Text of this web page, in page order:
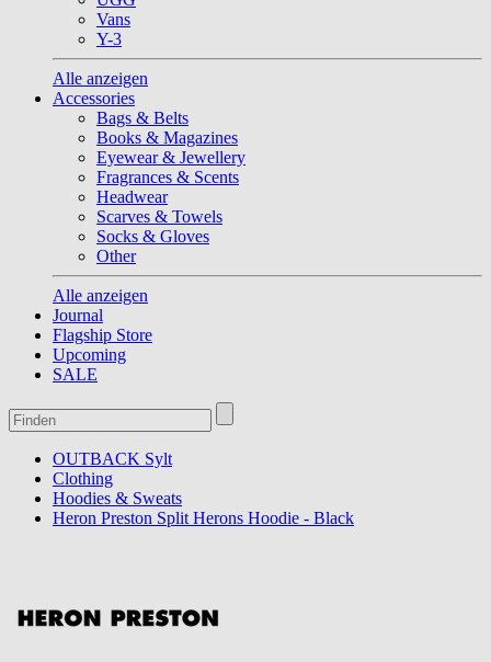
Vans
Y-3
Alle anzeigen
Accessories
Bags & Belts
Books & Magazines
Eyewear & Jewellery
Fragrances & Scents
Headwear
Scarves & Towels
Socks & Gloves
Other
Alle anzeigen
Journal
Flagship Store
Upcoming
SALE
OUTBACK Sylt
Clothing
Hoodies & Sweats
Heron Preston Split Herons Hoodie - Black